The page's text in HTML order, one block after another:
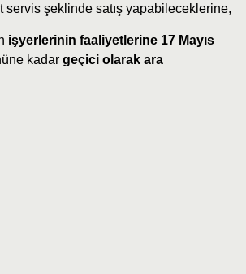
servis şeklinde satış yapabileceklerine,
işyerlerinin faaliyetlerine 17 Mayıs
kadar geçici olarak ara